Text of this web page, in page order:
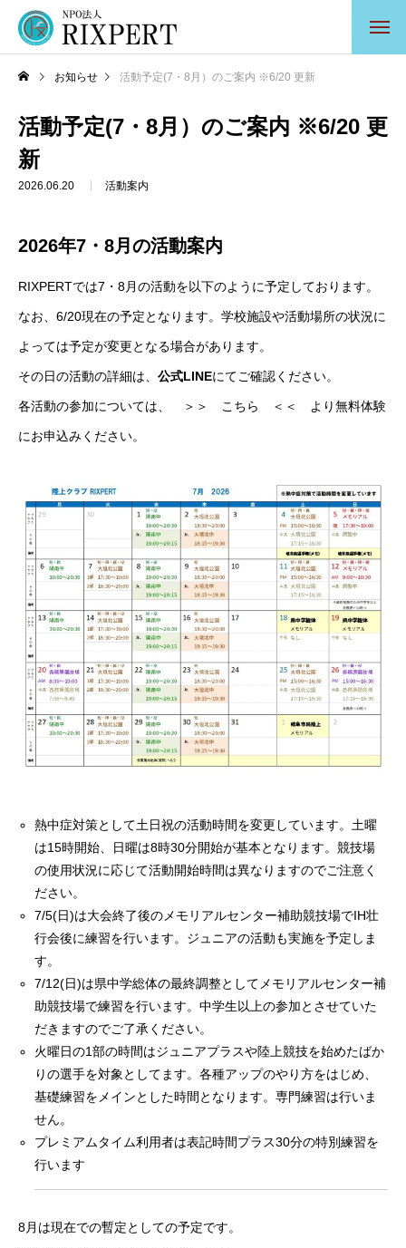
RIXPERTとは
お知らせ
サービス一覧
参加方法
RIXPERTブログ
岐阜の陸上を応援！
お知らせ 活動予定(7・8月）のご案内 ※6/20 更新
活動予定(7・8月）のご案内 ※6/20 更
新
2026.06.20 活動案内
2026年7・8月の活動案内
RIXPERTでは7・8月の活動を以下のように予定しております。
なお、6/20現在の予定となります。学校施設や活動場所の状況に
よっては予定が変更となる場合があります。
その日の活動の詳細は、 公式LINEにてご確認ください。
各活動の参加については、 ＞＞ こちら ＜＜ より無料体験
にお申込みください。
熱中症対策として土日祝の活動時間を変更しています。土曜
は15時開始、日曜は8時30分開始が基本となります。競技場
の使用状況に応じて活動開始時間は異なりますのでご注意く
ださい。
7/5(日)は大会終了後のメモリアルセンター補助競技場でIH壮
行会後に練習を行います。ジュニアの活動も実施を予定しま
す。
7/12(日)は県中学総体の最終調整としてメモリアルセンター補
助競技場で練習を行います。中学生以上の参加とさせていた
だきますのでご了承ください。
火曜日の1部の時間はジュニアプラスや陸上競技を始めたばか
りの選手を対象としてます。各種アップのやり方をはじめ、
基礎練習をメインとした時間となります。専門練習は行いま
せん。
プレミアムタイム利用者は表記時間プラス30分の特別練習を
行います
8月は現在での暫定としての予定です。